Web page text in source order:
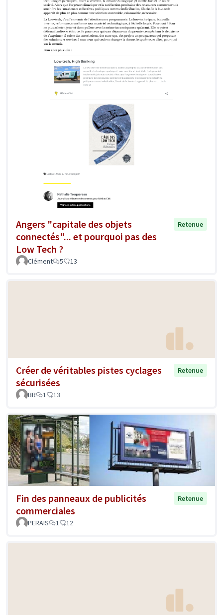
Angers "capitale des objets
connectés"... et pourquoi pas des
Low Tech ?
Retenue
Clément 5 13
Créer de véritables pistes cyclages
sécurisées
Retenue
BR 1 13
Fin des panneaux de publicités
commerciales
Retenue
PERAIS 1 12